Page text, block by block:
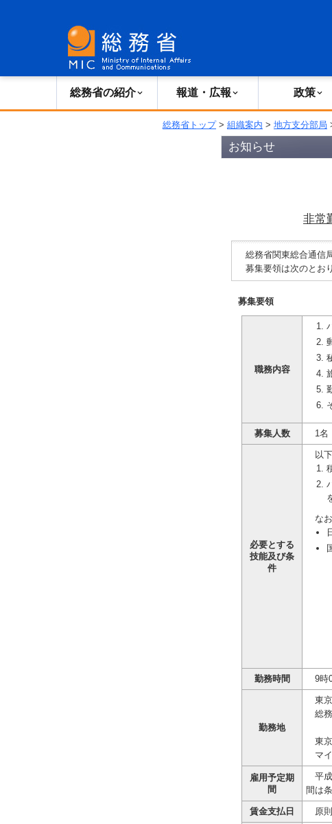
総務省の紹介 報道・広報 政策
総務省トップ> 組織案内 > 地方支分部局
お知らせ
非常
総務省関東総合通信
募集要領は次のとおり
募集要領
職務内容
募集人数 1名
必要とする
技能及び条
件
以下
なお
勤務時間 9時
勤務地
東京
総務
東京
マイ
雇用予定期
間
平成
間は
賃金支払日 原則